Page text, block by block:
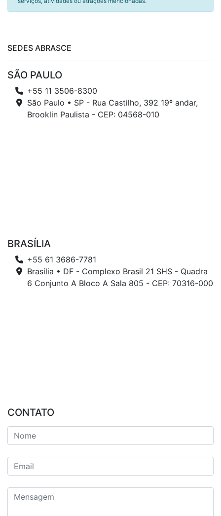
SEDES ABRASCE
SÃO PAULO
+55 11 3506-8300
São Paulo • SP - Rua Castilho, 392 19º andar,
Brooklin Paulista - CEP: 04568-010
BRASÍLIA
+55 61 3686-7781
Brasília • DF - Complexo Brasil 21 SHS - Quadra
6 Conjunto A Bloco A Sala 805 - CEP: 70316-000
CONTATO